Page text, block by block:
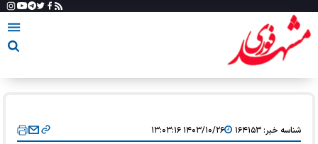
شناسه خبر:۱۶۴۱۵۳ ۱۴۰۳/۱۰/۲۶ ۱۳:۰۳:۱۶